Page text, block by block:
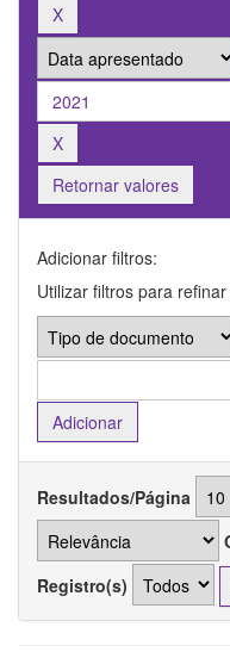
Retornar valores
Adicionar filtros:
Utilizar filtros para
Resultados/Página
Registro(s)